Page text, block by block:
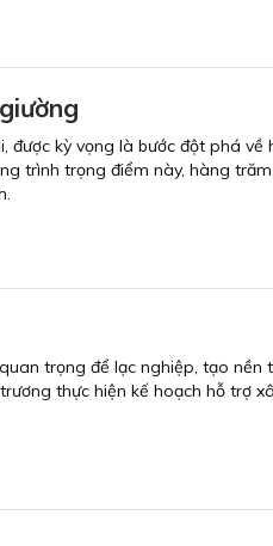
kỳ vọng là bước đột phá
trình trọng điểm này, hàng
trọng để lạc nghiệp, tạo nền
thực hiện kế hoạch hỗ trợ